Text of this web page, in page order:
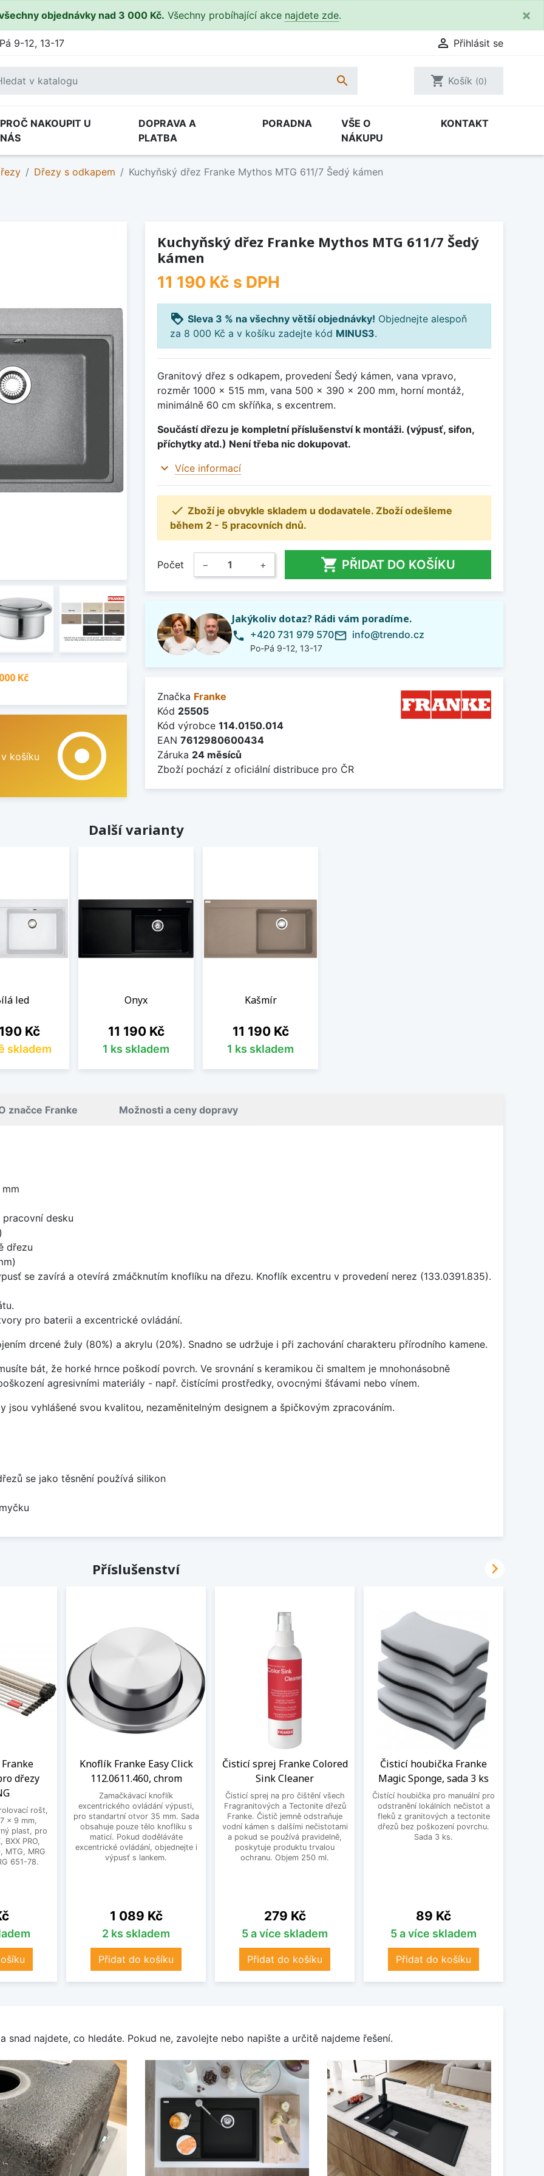
objednávky nad 3 000 Kč. Všechny probíhající akce najdete zde. ×
9-12, 13-17  Přihlásit se
 shopping_cart Košík (0)
PROČ NAKOUPIT U
NÁS
DOPRAVA A
PLATBA
PORADNA
VŠE O
NÁKUPU
KONTAKT
Dřezy s odkapem Kuchyňský dřez Franke Mythos MTG 611/7 Šedý kámen
Kč
košíku
adjust
Kuchyňský dřez Franke Mythos MTG 611/7 Šedý
kámen
11 190 Kč s DPH
loyalty Sleva 3 % na všechny větší objednávky! Objednejte alespoň
za 8 000 Kč a v košíku zadejte kód MINUS3.
Granitový dřez s odkapem, provedení Šedý kámen, vana vpravo,
rozměr 1000 x 515 mm, vana 500 x 390 x 200 mm, horní montáž,
minimálně 60 cm skříňka, s excentrem.
Součástí dřezu je kompletní příslušenství k montáži. (výpusť, sifon,
příchytky atd.) Není třeba nic dokupovat.
expand_more Více informací
 Zboží je obvykle skladem u dodavatele. Zboží odešleme
během 2 - 5 pracovních dnů.
Počet − +  PŘIDAT DO KOŠÍKU
Jakýkoliv dotaz? Rádi vám poradíme.
phone +420 731 979 570
Po-Pá 9-12, 13-17
mail_outline info@trendo.cz
Značka Franke
Kód 25505
Kód výrobce 114.0150.014
EAN 7612980600434
Záruka 24 měsíců
Zboží pochází z oficiální distribuce pro ČR
Další varianty
led
Kč
skladem
Onyx
Cena
11 190 Kč
1 ks skladem
Kašmír
Cena
11 190 Kč
1 ks skladem
značce Franke Možnosti a ceny dopravy
pracovní desku
dřezu
se zavírá a otevírá zmáčknutím knoflíku na dřezu. Knoflík excentru v provedení nerez (133.0391.835).
pro baterii a excentrické ovládání.
drcené žuly (80%) a akrylu (20%). Snadno se udržuje i při zachování charakteru přírodního kamene.
bát, že horké hrnce poškodí povrch. Ve srovnání s keramikou či smaltem je mnohonásobně
agresivními materiály - např. čistícími prostředky, ovocnými šťávami nebo vínem.
vyhlášené svou kvalitou, nezaměnitelným designem a špičkovým zpracováním.
se jako těsnění používá silikon
Příslušenství
dřezy
rošt,
x 9 mm,
plast, pro
BXX PRO,
MTG, MRG
651-78.
Knoflík Franke Easy Click
112.0611.460, chrom
Zamačkávací knoflík
excentrického ovládání výpusti,
pro standartní otvor 35 mm. Sada
obsahuje pouze tělo knoflíku s
maticí. Pokud doděláváte
excentrické ovládání, objednejte i
výpusť s lankem.
Cena
1 089 Kč
2 ks skladem
Přidat do košíku
Čisticí sprej Franke Colored
Sink Cleaner
Čisticí sprej na pro čištění všech
Fragranitových a Tectonite dřezů
Franke. Čistič jemně odstraňuje
vodní kámen s dalšími nečistotami
a pokud se používá pravidelně,
poskytuje produktu trvalou
ochranu. Objem 250 ml.
Cena
279 Kč
5 a více skladem
Přidat do košíku
Čisticí houbička Franke
Magic Sponge, sada 3 ks
Čistící houbička pro manuální pro
odstranění lokálních nečistot a
fleků z granitových a tectonite
dřezů bez poškození povrchu.
Sada 3 ks.
Cena
89 Kč
5 a více skladem
Přidat do košíku

snad najdete, co hledáte. Pokud ne, zavolejte nebo napište a určitě najdeme řešení.